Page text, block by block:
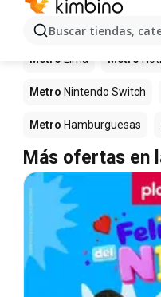
Buscar tiendas,
término.
Más productos
Metro Lima Metro
Metro Nintendo Switch
Metro Hamburguesas
Más ofertas en